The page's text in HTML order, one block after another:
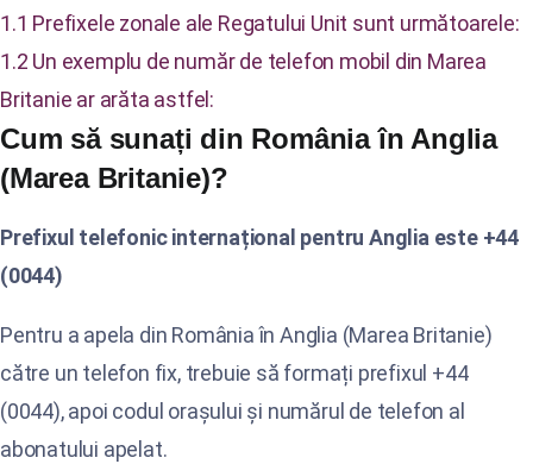
1.1 Prefixele zonale ale Regatului Unit sunt următoarele:
1.2 Un exemplu de număr de telefon mobil din Marea
Britanie ar arăta astfel:
Cum să sunați din România în Anglia
(Marea Britanie)?
Prefixul telefonic internațional pentru Anglia este +44
(0044)
Pentru a apela din România în Anglia (Marea Britanie)
către un telefon fix, trebuie să formați prefixul +44
(0044), apoi codul orașului și numărul de telefon al
abonatului apelat.